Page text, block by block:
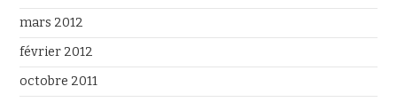
mars 2012
février 2012
octobre 2011